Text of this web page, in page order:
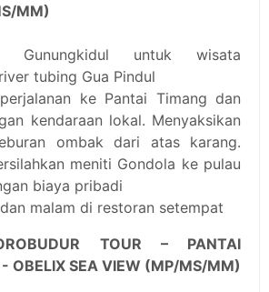
MM)
Gunungkidul untuk wisata
tubing Gua Pindul
ke Pantai Timang dan
kendaraan lokal. Menyaksikan
ombak dari atas karang.
meniti Gondola ke pulau
biaya pribadi
malam di restoran setempat
TOUR – PANTAI
- OBELIX SEA VIEW (MP/MS/MM)